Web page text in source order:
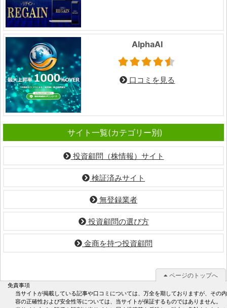
AlphaAI
口コミを見る
サイト一覧(カテゴリー別)
投資顧問（株情報）サイト
検証済みサイト
無登録業者
投資顧問の選び方
金商を持つ投資顧問
免責事項
当サイトが掲載している記事や口コミについては、万全を期しておりますが、その内
容の正確性および安全性等については、当サイトが保証するものではありません。
ページのトップへ